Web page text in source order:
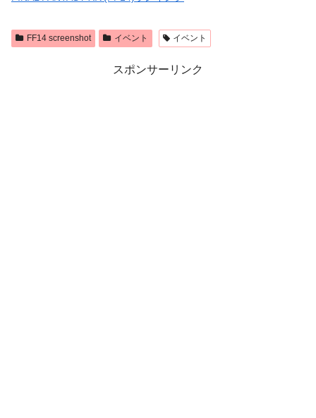
FF14 screenshot イベント イベント
スポンサーリンク